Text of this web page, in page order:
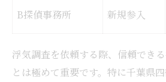
B探偵事務所 新規参入
浮気調査を依頼する際、信頼でき
とは極めて重要です。特に千葉県